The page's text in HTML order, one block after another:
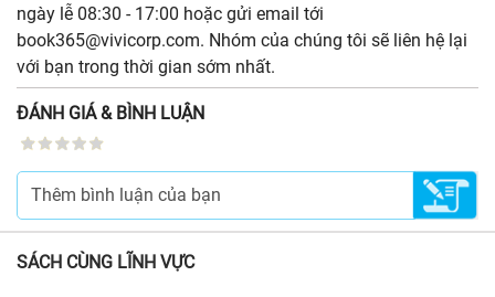
ngày lễ 08:30 - 17:00 hoặc gửi email tới
book365@vivicorp.com. Nhóm của chúng tôi sẽ liên hệ lại
với bạn trong thời gian sớm nhất.
ĐÁNH GIÁ & BÌNH LUẬN
SÁCH CÙNG LĨNH VỰC